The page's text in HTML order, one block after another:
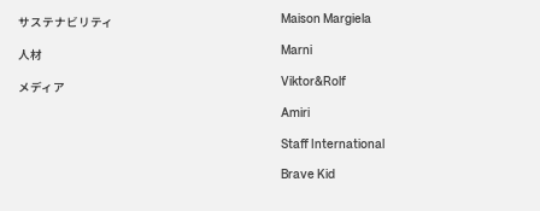
サステナビリティ
人材
メディア
Maison Margiela
Marni
Viktor&Rolf
Amiri
Staff International
Brave Kid